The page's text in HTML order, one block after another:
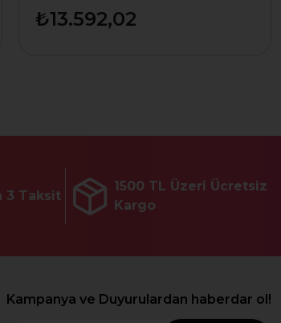
₺13.592,02
3 Taksit
1500 TL Üzeri Ücretsiz
Kargo
Kampanya ve Duyurulardan haberdar ol!